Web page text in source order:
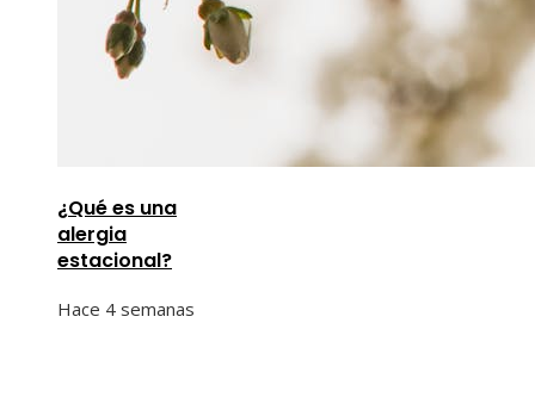
¿Qué es una
alergia
estacional?
Hace 4 semanas